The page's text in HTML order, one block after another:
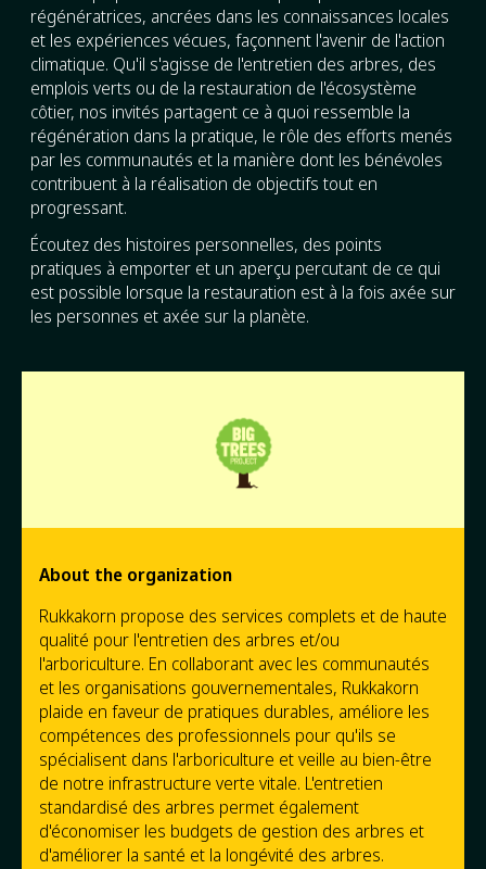
régénératrices, ancrées dans les connaissances locales
et les expériences vécues, façonnent l'avenir de l'action
climatique. Qu'il s'agisse de l'entretien des arbres, des
emplois verts ou de la restauration de l'écosystème
côtier, nos invités partagent ce à quoi ressemble la
régénération dans la pratique, le rôle des efforts menés
par les communautés et la manière dont les bénévoles
contribuent à la réalisation de objectifs tout en
progressant.
Écoutez des histoires personnelles, des points
pratiques à emporter et un aperçu percutant de ce qui
est possible lorsque la restauration est à la fois axée sur
les personnes et axée sur la planète.
About the organization
Rukkakorn propose des services complets et de haute
qualité pour l'entretien des arbres et/ou
l'arboriculture. En collaborant avec les communautés
et les organisations gouvernementales, Rukkakorn
plaide en faveur de pratiques durables, améliore les
compétences des professionnels pour qu'ils se
spécialisent dans l'arboriculture et veille au bien-être
de notre infrastructure verte vitale. L'entretien
standardisé des arbres permet également
d'économiser les budgets de gestion des arbres et
d'améliorer la santé et la longévité des arbres.